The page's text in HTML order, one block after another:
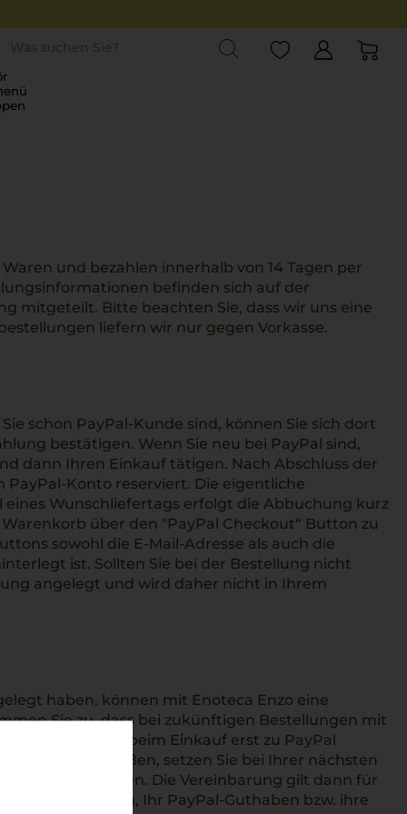
und bezahlen innerhalb von 14 Tagen per
befinden sich auf der
mitgeteilt. Bitte beachten Sie, dass wir uns eine
liefern wir nur gegen Vorkasse.
schon PayPal-Kunde sind, können Sie sich dort
bestätigen. Wenn Sie neu bei PayPal sind,
dann Ihren Einkauf tätigen. Nach Abschluss der
Konto reserviert. Die eigentliche
Wunschliefertags erfolgt die Abbuchung kurz
über den "PayPal Checkout“ Button zu
sowohl die E-Mail-Adresse als auch die
ist. Sollten Sie bei der Bestellung nicht
angelegt und wird daher nicht in Ihrem
haben, können mit Enoteca Enzo eine
Sie zu, dass bei zukünftigen Bestellungen mit
ohne dass Sie beim Einkauf erst zu PayPal
zu schließen, setzen Sie bei Ihrer nächsten
Haken. Die Vereinbarung gilt dann für
falls vorhanden, Ihr PayPal-Guthaben bzw. ihre